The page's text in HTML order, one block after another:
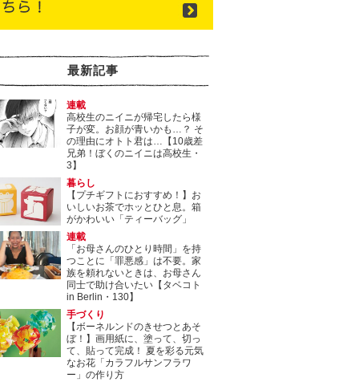
最新記事
連載
高校生のニイニが帰宅したら様
子が変。お顔が青いかも…？ そ
の理由にオトト君は…【10歳差
兄弟！ぼくのニイニは高校生・
3】
暮らし
【プチギフトにおすすめ！】お
いしいお茶でホッとひと息。箱
がかわいい「ティーバッグ」
連載
「お母さんのひとり時間」を持
つことに「罪悪感」は不要。家
族を頼れないときは、お母さん
同士で助け合いたい【タベコト
in Berlin・130】
手づくり
【ボーネルンドのきせつとあそ
ぼ！】画用紙に、塗って、切っ
て、貼って完成！ 夏を彩る元気
なお花「カラフルサンフラワ
ー」の作り方